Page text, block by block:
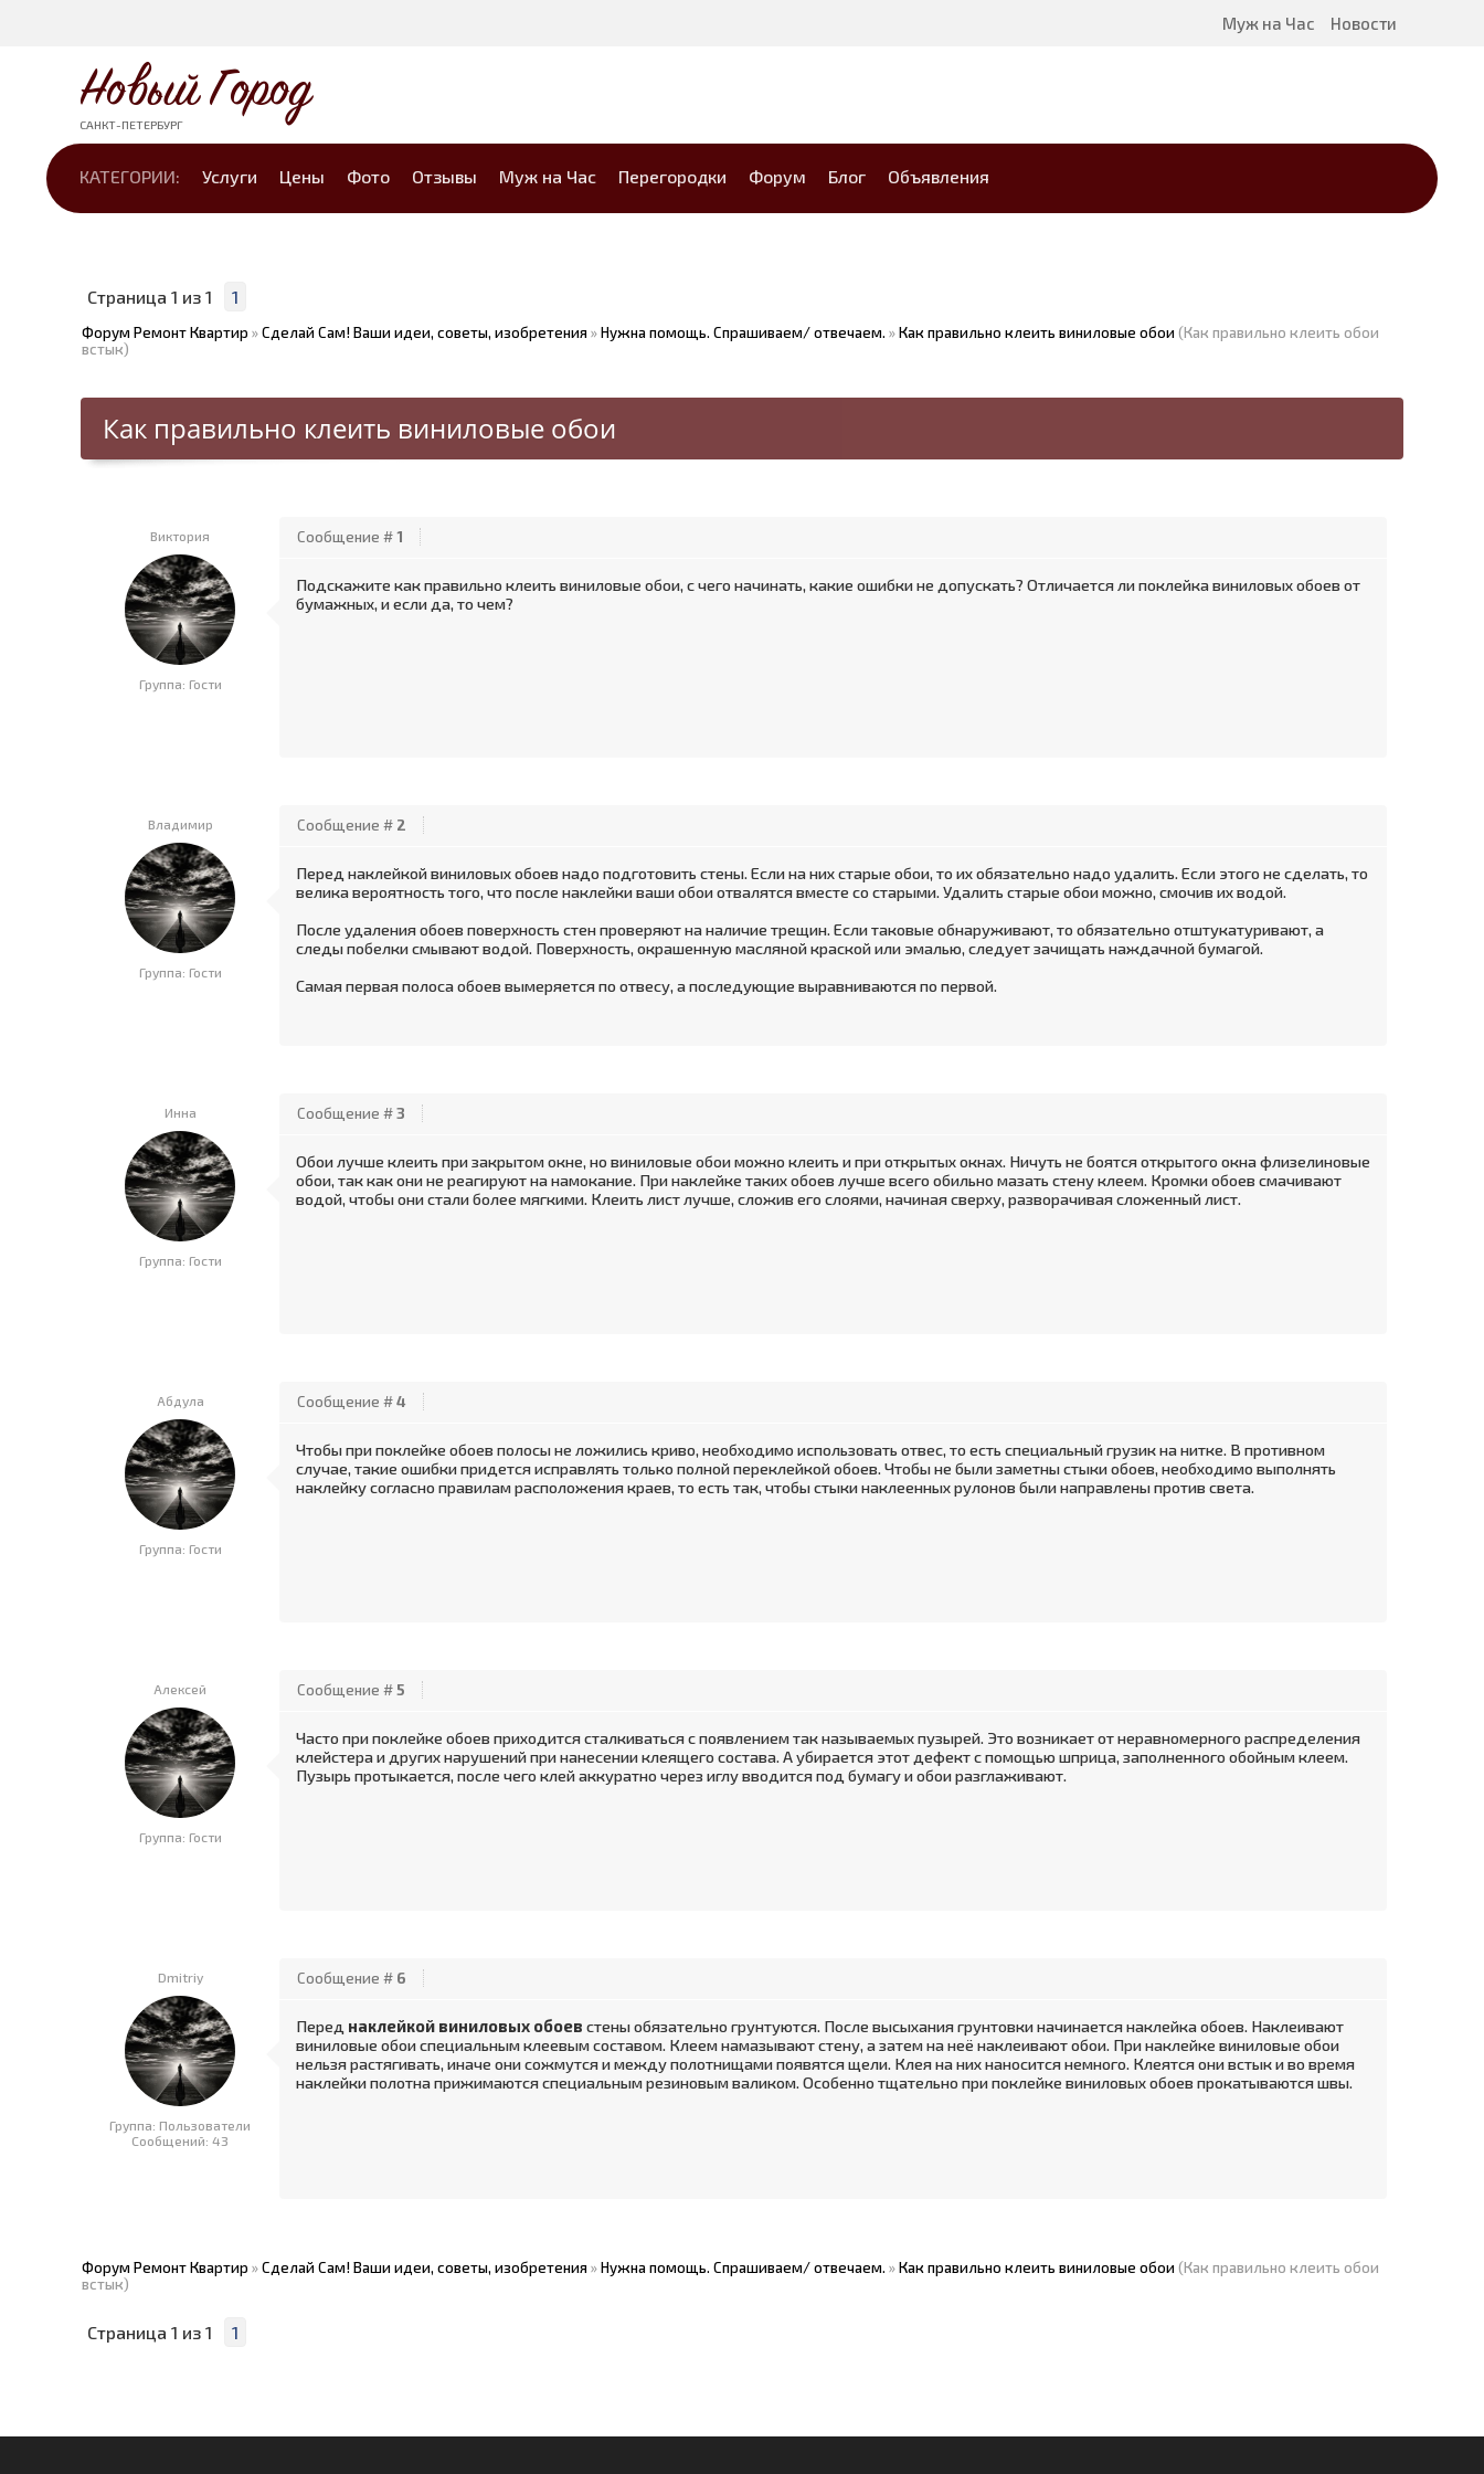
Муж на Час Новости
Новый Город
САНКТ-ПЕТЕРБУРГ
КАТЕГОРИИ: Услуги Цены Фото Отзывы Муж на Час Перегородки Форум Блог Объявления
Страница 1 из 1 1
Форум Ремонт Квартир »Сделай Сам! Ваши идеи, советы, изобретения»Нужна помощь. Спрашиваем/ отвечаем. »Как правильно клеить виниловые обои (Как правильно клеить обои
встык)
Как правильно клеить виниловые обои
Виктория
Группа: Гости
Сообщение #1
Подскажите как правильно клеить виниловые обои, с чего начинать, какие ошибки не допускать? Отличается ли поклейка виниловых обоев от
бумажных, и если да, то чем?
Владимир
Группа: Гости
Сообщение # 2
Перед наклейкой виниловых обоев надо подготовить стены. Если на них старые обои, то их обязательно надо удалить. Если этого не сделать, то
велика вероятность того, что после наклейки ваши обои отвалятся вместе со старыми. Удалить старые обои можно, смочив их водой.
После удаления обоев поверхность стен проверяют на наличие трещин. Если таковые обнаруживают, то обязательно отштукатуривают, а
следы побелки смывают водой. Поверхность, окрашенную масляной краской или эмалью, следует зачищать наждачной бумагой.
Самая первая полоса обоев вымеряется по отвесу, а последующие выравниваются по первой.
Инна
Группа: Гости
Сообщение #3
Обои лучше клеить при закрытом окне, но виниловые обои можно клеить и при открытых окнах. Ничуть не боятся открытого окна флизелиновые
обои, так как они не реагируют на намокание. При наклейке таких обоев лучше всего обильно мазать стену клеем. Кромки обоев смачивают
водой, чтобы они стали более мягкими. Клеить лист лучше, сложив его слоями, начиная сверху, разворачивая сложенный лист.
Абдула
Группа: Гости
Сообщение #4
Чтобы при поклейке обоев полосы не ложились криво, необходимо использовать отвес, то есть специальный грузик на нитке. В противном
случае, такие ошибки придется исправлять только полной переклейкой обоев. Чтобы не были заметны стыки обоев, необходимо выполнять
наклейку согласно правилам расположения краев, то есть так, чтобы стыки наклеенных рулонов были направлены против света.
Алексей
Группа: Гости
Сообщение #5
Часто при поклейке обоев приходится сталкиваться с появлением так называемых пузырей. Это возникает от неравномерного распределения
клейстера и других нарушений при нанесении клеящего состава. А убирается этот дефект с помощью шприца, заполненного обойным клеем.
Пузырь протыкается, после чего клей аккуратно через иглу вводится под бумагу и обои разглаживают.
Dmitriy
Группа: Пользователи
Сообщений: 43
Сообщение # 6
Перед наклейкой виниловых обоев стены обязательно грунтуются. После высыхания грунтовки начинается наклейка обоев. Наклеивают
виниловые обои специальным клеевым составом. Клеем намазывают стену, а затем на неё наклеивают обои. При наклейке виниловые обои
нельзя растягивать, иначе они сожмутся и между полотнищами появятся щели. Клея на них наносится немного. Клеятся они встык и во время
наклейки полотна прижимаются специальным резиновым валиком. Особенно тщательно при поклейке виниловых обоев прокатываются швы.
Форум Ремонт Квартир »Сделай Сам! Ваши идеи, советы, изобретения»Нужна помощь. Спрашиваем/ отвечаем. »Как правильно клеить виниловые обои (Как правильно клеить обои
встык)
Страница 1 из 1 1